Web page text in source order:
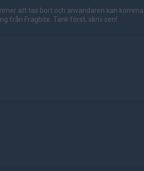
att tas bort och användaren kan
från Fragbite. Tänk först, skriv sen!